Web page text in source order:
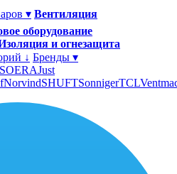
▾ Вентиляция
оборудование
и огнезащита
↓ Бренды ▾
ERAJust
NorvindSHUFTSonnigerTCL